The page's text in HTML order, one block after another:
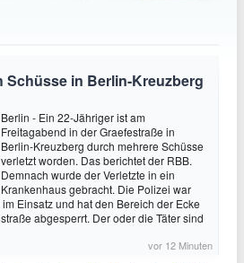
Schüsse in Berlin-Kreuzberg
Berlin - Ein 22-Jähriger ist am
Freitagabend in der Graefestraße in
Berlin-Kreuzberg durch mehrere Schüsse
verletzt worden. Das berichtet der RBB.
Demnach wurde der Verletzte in ein
Krankenhaus gebracht. Die Polizei war
Einsatz und hat den Bereich der Ecke
abgesperrt. Der oder die Täter sind
vor 12 Minuten